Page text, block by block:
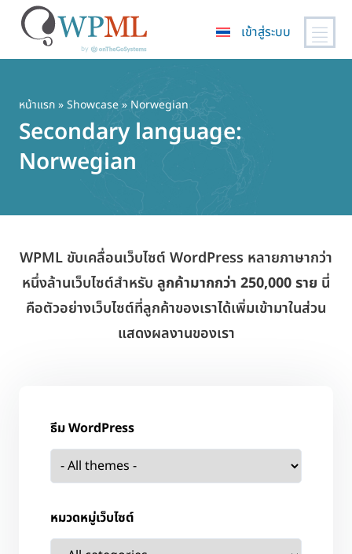
เนื้อหา
หลัก
เข้าสู่ระบบ
หน้าแรก»Showcase» Norwegian
Secondary language:
Norwegian
WPML ขับเคลื่อนเว็บไซต์ WordPress หลายภาษากว่า
หนึ่งล้านเว็บไซต์สำหรับ ลูกค้ามากกว่า 250,000 ราย นี่
คือตัวอย่างเว็บไซต์ที่ลูกค้าของเราได้เพิ่มเข้ามาในส่วน
แสดงผลงานของเรา
ธีม WordPress
หมวดหมู่เว็บไซต์